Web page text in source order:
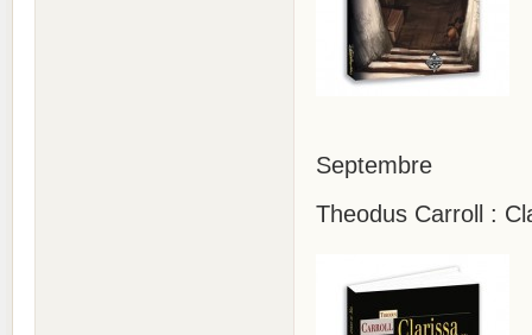
Septembre
Theodus Carroll :